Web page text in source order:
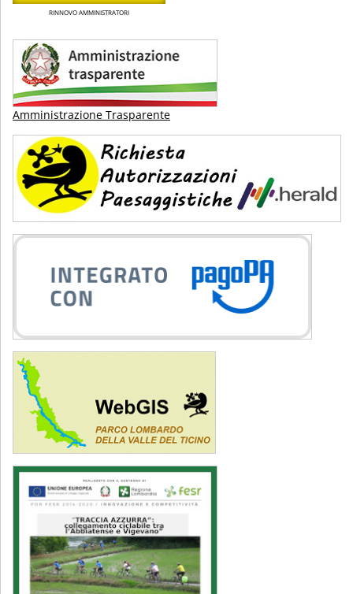
RINNOVO AMMINISTRATORI
Amministrazione Trasparente